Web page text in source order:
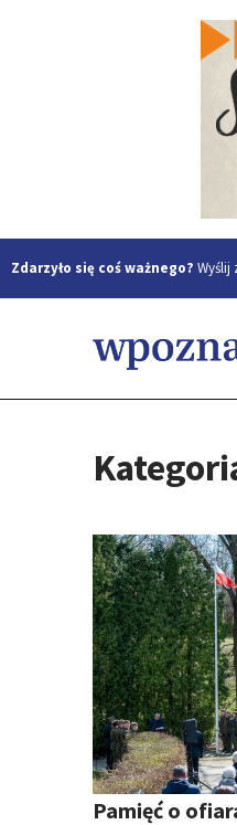
Zdarzyło się coś ważnego? Wyślij
Pamięć o